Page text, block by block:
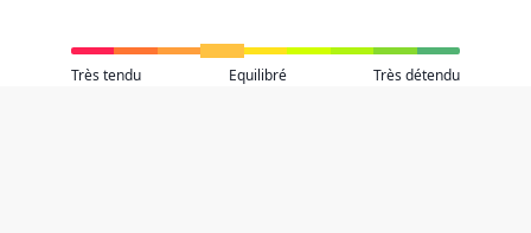
Très tendu Equilibré Très détendu